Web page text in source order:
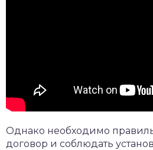
Однако необходимо
договор и соблюдать